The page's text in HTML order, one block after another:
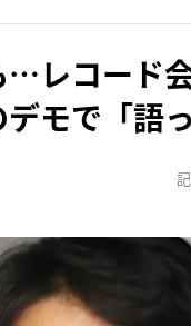
…レコード
モで「語っ